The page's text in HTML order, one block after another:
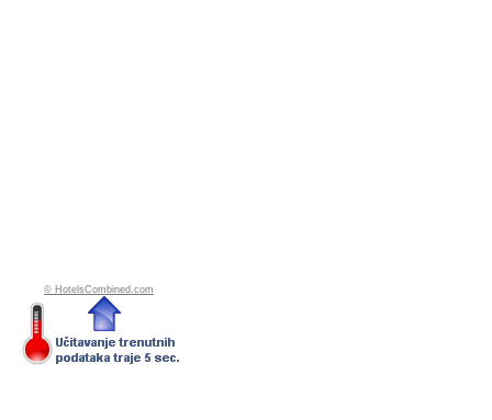
© HotelsCombined.com